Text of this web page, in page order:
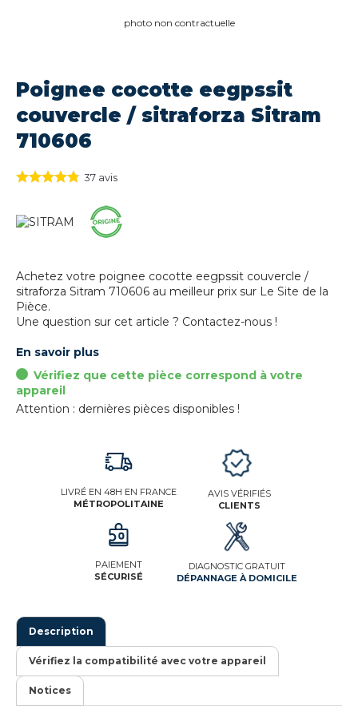
photo non contractuelle
Poignee cocotte eegpssit
couvercle / sitraforza Sitram
710606
37 avis
Achetez votre poignee cocotte eegpssit couvercle /
sitraforza Sitram 710606 au meilleur prix sur Le Site de la
Pièce.
Une question sur cet article ? Contactez-nous !
En savoir plus
Vérifiez que cette pièce correspond à votre
appareil
Attention : dernières pièces disponibles !
LIVRÉ EN 48H EN FRANCE
MÉTROPOLITAINE
PAIEMENT
SÉCURISÉ
AVIS VÉRIFIÉS
CLIENTS
DIAGNOSTIC GRATUIT
DÉPANNAGE À DOMICILE
Description
Vérifiez la compatibilité avec votre appareil
Notices